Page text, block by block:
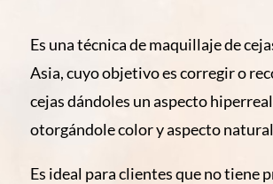
Es una técnica de maquillaje de
Asia, cuyo objetivo es corregir o
cejas dándoles un aspecto
otorgándole color y aspecto
Es ideal para clientes que no tiene